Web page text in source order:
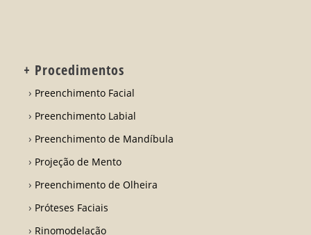
+ Procedimentos
Preenchimento Facial
Preenchimento Labial
Preenchimento de Mandíbula
Projeção de Mento
Preenchimento de Olheira
Próteses Faciais
Rinomodelação